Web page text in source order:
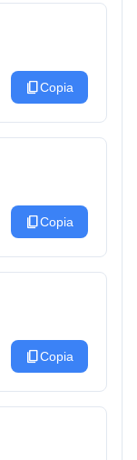
content_copyCopia
content_copyCopia
content_copyCopia